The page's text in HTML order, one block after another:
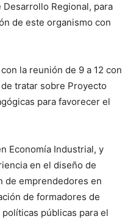
Regional, para
de este organismo con
la reunión de 9 a 12 con
tratar sobre Proyecto
para favorecer el
Economía Industrial, y
en el diseño de
de emprendedores en
de formadores de
públicas para el